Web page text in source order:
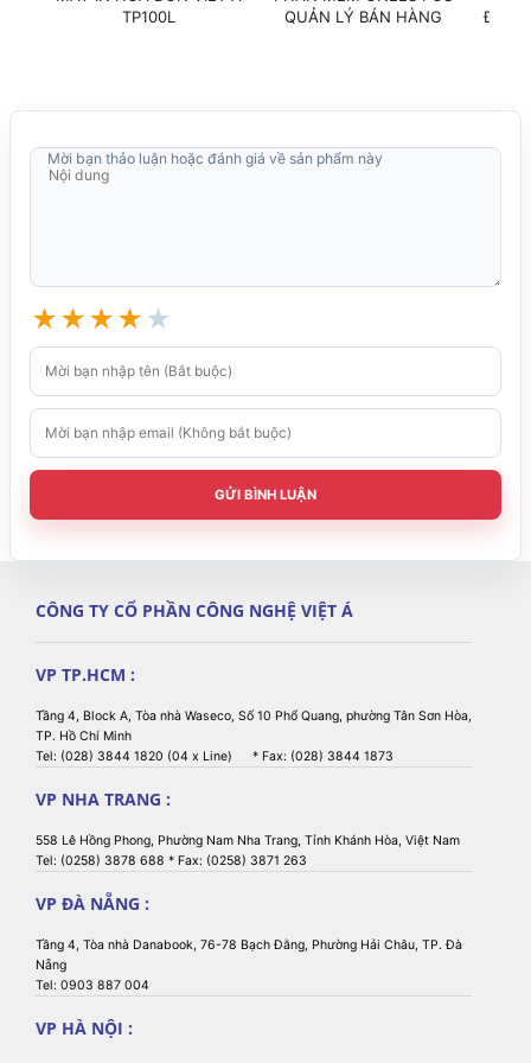
TP100L
QUẢN LÝ BÁN HÀNG
ĐỊNH
★★★★ ★
GỬI BÌNH LUẬN
Mời bạn thảo luận hoặc đánh giá về sản phẩm này
CÔNG TY CỔ PHẦN CÔNG NGHỆ VIỆT Á
VP TP.HCM :
Tầng 4, Block A, Tòa nhà Waseco, Số 10 Phổ Quang, phường Tân Sơn Hòa,
TP. Hồ Chí Minh
Tel: (028) 3844 1820 (04 x Line) * Fax: (028) 3844 1873
VP NHA TRANG :
558 Lê Hồng Phong, Phường Nam Nha Trang, Tỉnh Khánh Hòa, Việt Nam
Tel: (0258) 3878 688 * Fax: (0258) 3871 263
VP ĐÀ NẴNG :
Tầng 4, Tòa nhà Danabook, 76-78 Bạch Đằng, Phường Hải Châu, TP. Đà
Nẵng
Tel: 0903 887 004
VP HÀ NỘI :